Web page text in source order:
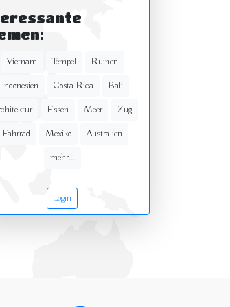
Vietnam Tempel
Ruinen
Indonesien
Costa Rica
Bali
Essen Meer
Zug
Fahrrad
Mexiko
Australien
mehr...
Login